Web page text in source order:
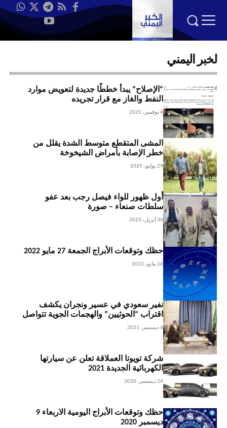
لخبر اليمني
“الإصلاح” يبدأ خططًا جديدة لتعويض موارد
النفط والغاز مع قرار تجريده
4 نوفمبر، 2025
المشى المتقطع متوسط الشدة يقلل من
خطر الإصابة بأمراض الشيخوخة
29 يوليو، 2025
أول ظهور للواء فيصل رجب بعد عفو
سلطات صنعاء – صورة
30 أبريل، 2023
حظك وتوقعات الأبراج الجمعة 27 مايو 2022
26 مايو، 2022
نفير سعودي في عسير ونجران يكشف
اقتراب “الحوثيين” والهجمات الجوية تتواصل
6 ديسمبر، 2021
شركة تويوتا العملاقة تعلن عن سيارتها
الكهربائية الجديدة 2021
24 ديسمبر، 2020
حظك وتوقعات الأبراج اليومية الاربعاء 9
ديسمبر 2020